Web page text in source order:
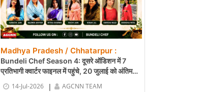
Madhya Pradesh / Chhatarpur :
Bundeli Chef Season 4: दूसरे ऑडिशन में 7
प्रतिभागी क्वार्टर फाइनल में पहुंचे, 20 जुलाई को अंतिम
14-Jul-2026 | AGCNN TEAM